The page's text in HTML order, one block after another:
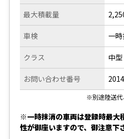
最大積載量
車検
クラス
お問い合わせ番号
一
中型
2014
※別途陸送代
※一時抹消の車両は登録時最大
性が御座いますので、御注意下